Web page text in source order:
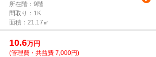
所在階：9階
間取り：1K
面積：21.17㎡
10.6万円
(管理費・共益費 7,000円)